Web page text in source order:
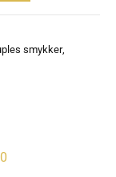
smykker,